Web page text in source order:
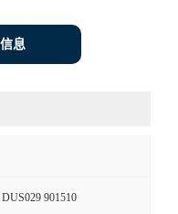
息
901510